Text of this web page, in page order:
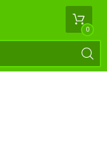
0